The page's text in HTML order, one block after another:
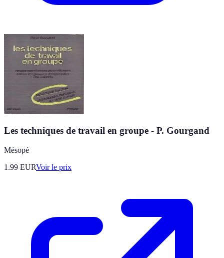
Les techniques de travail en groupe - P. Gourgand
Mésopé
1.99 EURVoir le prix